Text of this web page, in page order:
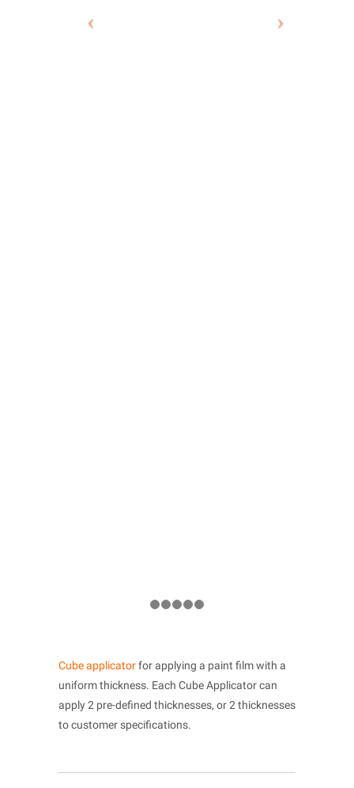
Cube applicatorfor applying a paint film with a
uniform thickness. Each Cube Applicator can
apply 2 pre-defined thicknesses, or 2 thicknesses
to customer specifications.